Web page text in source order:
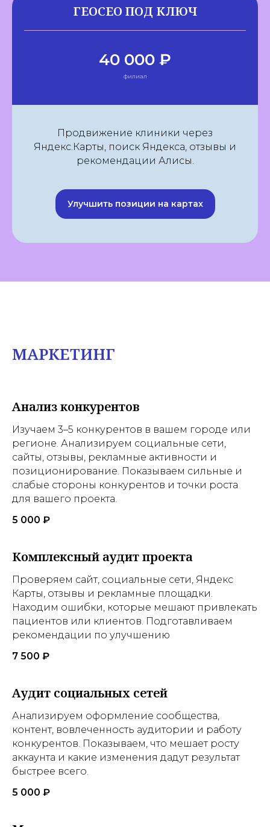
ГЕОСЕО ПОД КЛЮЧ
40 000 ₽
филиал
Продвижение клиники через
Яндекс.Карты, поиск Яндекса, отзывы и
рекомендации Алисы.
Улучшить позиции на картах
МАРКЕТИНГ
Анализ конкурентов
Изучаем 3–5 конкурентов в вашем городе или
регионе. Анализируем социальные сети,
сайты, отзывы, рекламные активности и
позиционирование. Показываем сильные и
слабые стороны конкурентов и точки роста
для вашего проекта.
5 000 ₽
Комплексный аудит проекта
Проверяем сайт, социальные сети, Яндекс
Карты, отзывы и рекламные площадки.
Находим ошибки, которые мешают привлекать
пациентов или клиентов. Подготавливаем
рекомендации по улучшению
7 500 ₽
Аудит социальных сетей
Анализируем оформление сообщества,
контент, вовлеченность аудитории и работу
конкурентов. Показываем, что мешает росту
аккаунта и какие изменения дадут результат
быстрее всего.
5 000 ₽